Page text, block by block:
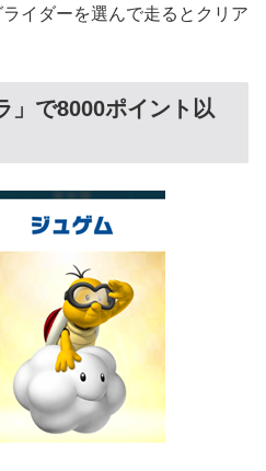
イダーを選んで走るとクリア
」で8000ポイント以